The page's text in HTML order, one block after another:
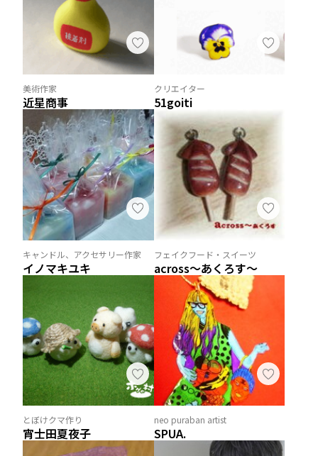
美術作家
近星商事
クリエイター
51goiti
キャンドル、アクセサリー作家
イノマキユキ
フェイクフード・スイーツ
across～あくろす～
とぼけクマ作り
宵士田夏夜子
neo puraban artist
SPUA.